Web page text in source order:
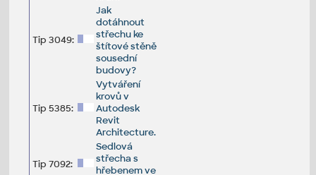
Tip 3049:
Jak
dotáhnout
střechu ke
štítové stěně
sousední
budovy?
Tip 5385:
Vytváření
krovů v
Autodesk
Revit
Architecture.
Tip 7092:
Sedlová
střecha s
hřebenem ve